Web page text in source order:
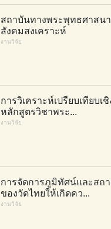
สถาบันทางพระพุทธศาสน
สังคมสงเคราะห์
งานวิจัย
การวิเคราะห์เปรียบเทียบเ
หลักสูตรวิชาพระ...
งานวิจัย
การจัดการภูมิทัศน์และสถ
ของวัดไทยให้เกิดคว...
งานวิจัย